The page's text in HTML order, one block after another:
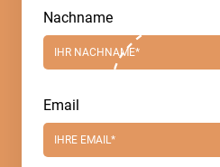
Nachname
Email